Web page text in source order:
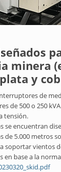
minera
y
de
de 500 o 250
tensión.
se encuentran
de 5.000 metros
soportar vientos
en base a la